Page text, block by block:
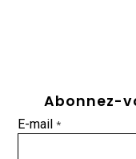
Abonnez-
E-mail*